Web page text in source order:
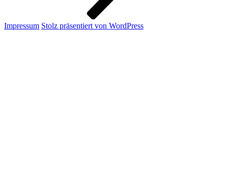
Impressum Stolz präsentiert von WordPress